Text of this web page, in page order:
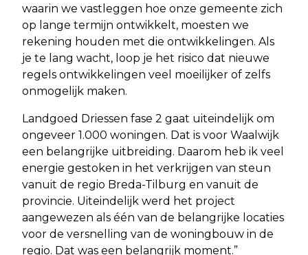
waarin we vastleggen hoe onze gemeente zich
op lange termijn ontwikkelt, moesten we
rekening houden met die ontwikkelingen. Als
je te lang wacht, loop je het risico dat nieuwe
regels ontwikkelingen veel moeilijker of zelfs
onmogelijk maken.
Landgoed Driessen fase 2 gaat uiteindelijk om
ongeveer 1.000 woningen. Dat is voor Waalwijk
een belangrijke uitbreiding. Daarom heb ik veel
energie gestoken in het verkrijgen van steun
vanuit de regio Breda-Tilburg en vanuit de
provincie. Uiteindelijk werd het project
aangewezen als één van de belangrijke locaties
voor de versnelling van de woningbouw in de
regio. Dat was een belangrijk moment.”